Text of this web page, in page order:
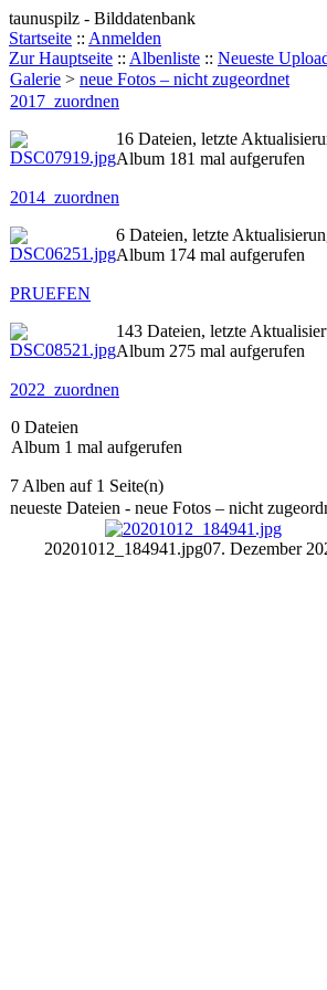
taunuspilz - Bilddatenbank
Startseite :: Anmelden
Zur Hauptseite :: Albenliste :: Neueste
Galerie > neue Fotos – nicht zugeordnet
2017_zuordnen
16 Dateien, letzte
Album 181 mal aufgerufen
2014_zuordnen
6 Dateien, letzte
Album 174 mal aufgerufen
PRUEFEN
143 Dateien, letzte
Album 275 mal aufgerufen
2022_zuordnen
0 Dateien
Album 1 mal aufgerufen
7 Alben auf 1 Seite(n)
neueste Dateien - neue Fotos – nicht
20201012_184941.jpg07. Dezember